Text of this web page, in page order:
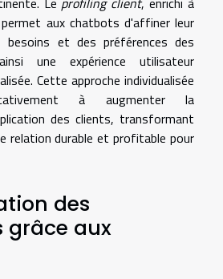
aux chatbots d'affiner leur
besoins et des préférences des
une expérience utilisateur
Cette approche individualisée
à augmenter la
des clients, transformant
relation durable et profitable pour
des
grâce aux